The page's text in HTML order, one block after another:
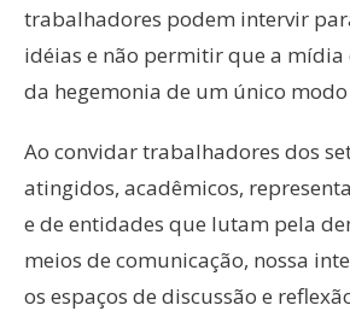
trabalhadores podem intervir
idéias e não permitir que a mídia
da hegemonia de um único
Ao convidar trabalhadores dos
atingidos, acadêmicos,
e de entidades que lutam pela
meios de comunicação, nossa
os espaços de discussão e